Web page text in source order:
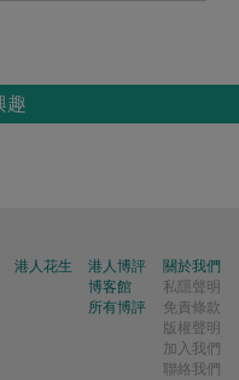
趣
港人花生
港人博評
博客館
所有博評
關於我們
私隱聲明
免責條款
版權聲明
加入我們
聯絡我們